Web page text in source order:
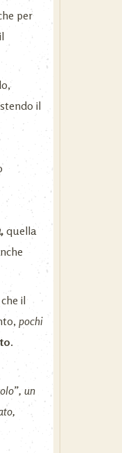
per
il
quella
il
pochi
.
un